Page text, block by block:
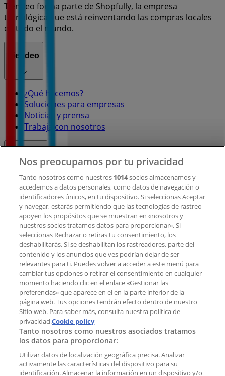
Tiendeo forma parte de Shopfully, la empresa
tecnológica que está reinventando las compras locales
en todo el mundo.
Tiendeo
¿Qué hacemos?
Soluciones para empresas
Noticias y prensa
Trabaja con nosotros
Contacto comercial y de marketing
Tienda mal colocada en el mapa
Notificar un folleto
¿Encontraste un problema en la web o en la
aplicación?
Índices
Marcas
Marcas locales
Negocios
Negocios cercanos
Productos
Productos locales
Ciudades
Nos preocupamos por tu privacidad
Tanto nosotros como nuestros 1014socios almacenamos y
accedemos a datos personales, como datos de navegación o
identificadores únicos, en tu dispositivo. Si seleccionas Aceptar
y navegar, estarás permitiendo que las tecnologías de rastreo
apoyen los propósitos que se muestran en «nosotros y
nuestros socios tratamos datos para proporcionar». Si
seleccionas Rechazar o retiras tu consentimiento, los
deshabilitarás. Si se deshabilitan los rastreadores, parte del
contenido y los anuncios que ves podrían dejar de ser
relevantes para ti. Puedes volver a acceder a este menú para
cambiar tus opciones o retirar el consentimiento en cualquier
momento haciendo clic en el enlace «Gestionar las
preferencias» que aparece en el en la parte inferior de la
página web. Tus opciones tendrán efecto dentro de nuestro
Sitio web. Para saber más, consulta nuestra política de
privacidad.Cookie policy
Tanto nosotros como nuestros asociados tratamos
los datos para proporcionar:
Utilizar datos de localización geográfica precisa. Analizar
activamente las características del dispositivo para su
identificación. Almacenar la información en un dispositivo y/o